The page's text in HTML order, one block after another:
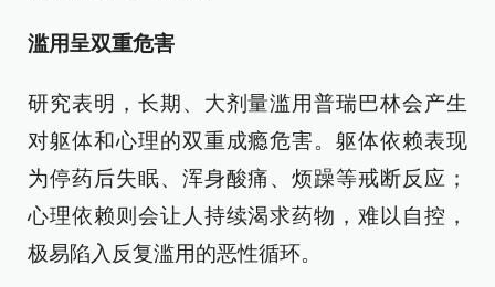
滥用呈双重危害
研究表明，长期、大剂量滥用普瑞巴林会产生
对躯体和心理的双重成瘾危害。躯体依赖表现
为停药后失眠、浑身酸痛、烦躁等戒断反应；
心理依赖则会让人持续渴求药物，难以自控，
极易陷入反复滥用的恶性循环。